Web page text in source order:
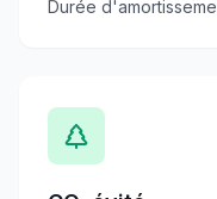
Durée